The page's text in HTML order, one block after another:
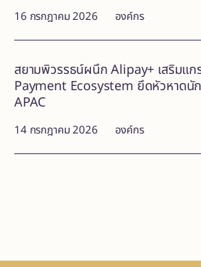
16 กรกฎาคม 2026 องค์กร
14 กรกฎาคม 2026 องค์กร
สยามพิวรรธน์ผนึก Alipay+ เสริมแ
Payment Ecosystem ยึดหัวหาดนั
APAC